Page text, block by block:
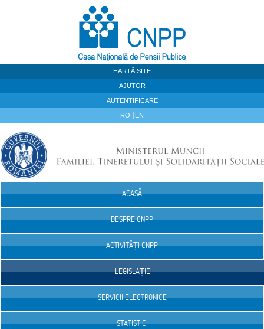
HARTĂ SITE
AJUTOR
AUTENTIFICARE
RO EN
ACASĂ
DESPRE CNPP
ACTIVITĂȚI CNPP
LEGISLAȚIE
SERVICII ELECTRONICE
STATISTICI